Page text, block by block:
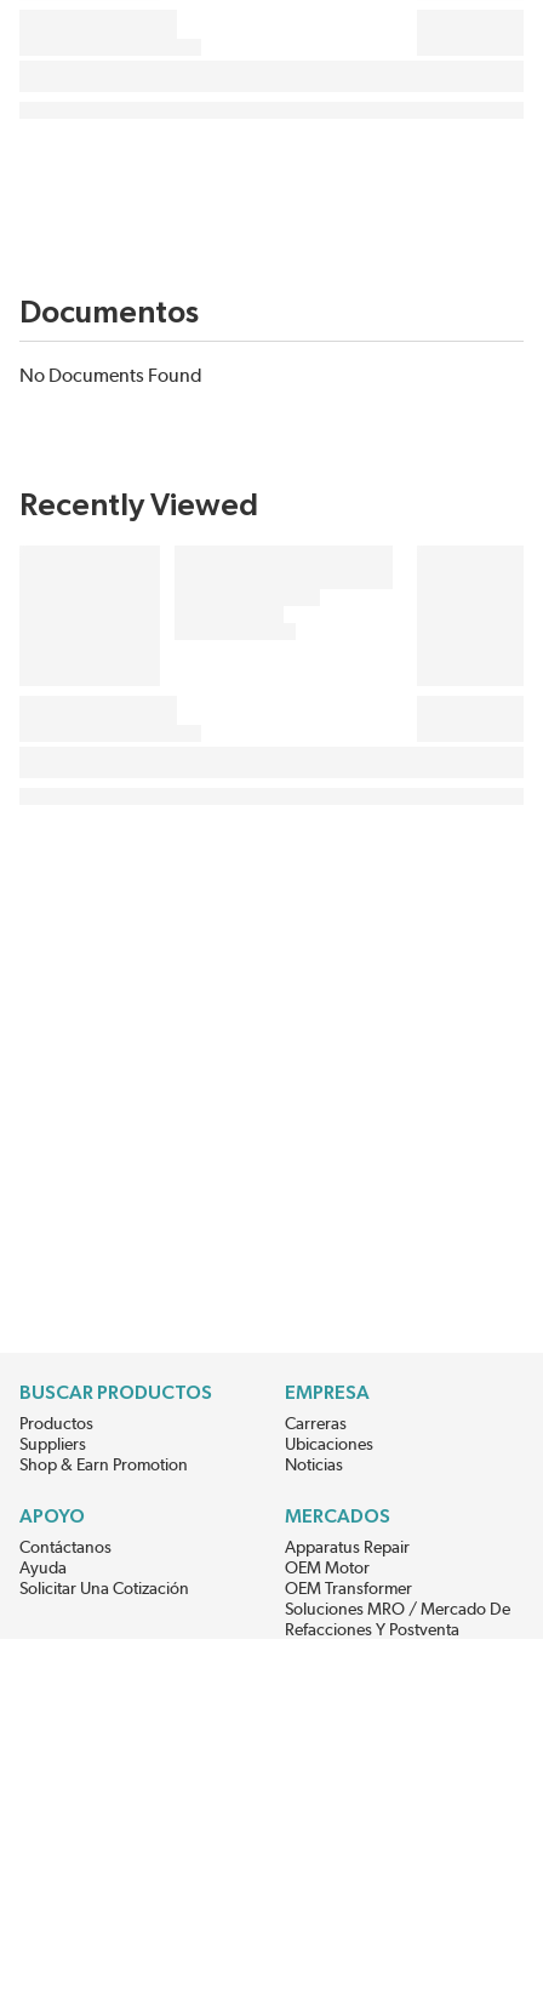
Documentos
No Documents Found
Recently Viewed
BUSCAR PRODUCTOS
Productos
Suppliers
Shop & Earn Promotion
EMPRESA
Carreras
Ubicaciones
Noticias
APOYO
Contáctanos
Ayuda
Solicitar Una Cotización
MERCADOS
Apparatus Repair
OEM Motor
OEM Transformer
Soluciones MRO / Mercado De
Refacciones Y Postventa